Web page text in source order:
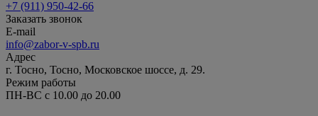
+7 (911) 950-42-66
Заказать звонок
E-mail
info@zabor-v-spb.ru
Адрес
г. Тосно, Тосно, Московское шоссе, д. 29.
Режим работы
ПН-ВС с 10.00 до 20.00